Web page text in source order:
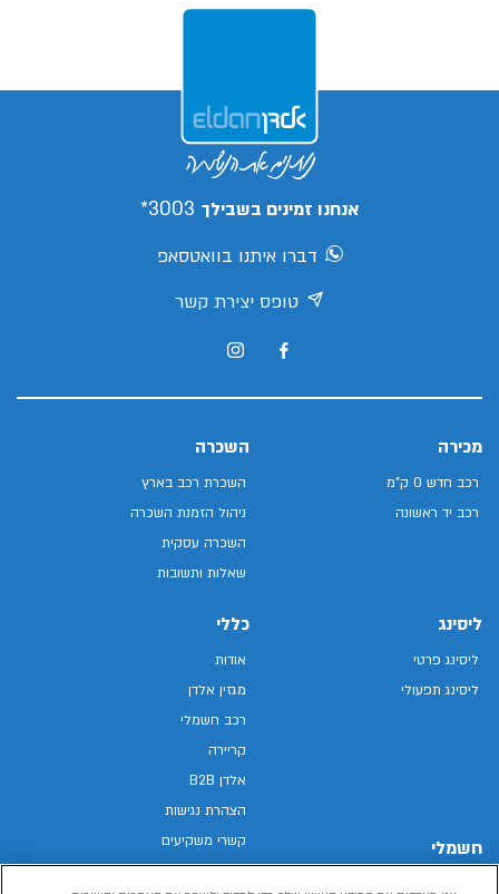
אנחנו זמינים בשבילך 3003*
דברו איתנו בוואטסאפ
טופס יצירת קשר
מכירה
רכב חדש 0 ק"מ
רכב יד ראשונה
השכרה
השכרת רכב בארץ
ניהול הזמנת השכרה
השכרה עסקית
שאלות ותשובות
ליסינג
ליסינג פרטי
ליסינג תפעולי
חשמלי
כללי
אודות
מגזין אלדן
רכב חשמלי
קריירה
אלדן B2B
הצהרת נגישות
קשרי משקיעים
מפת האתר